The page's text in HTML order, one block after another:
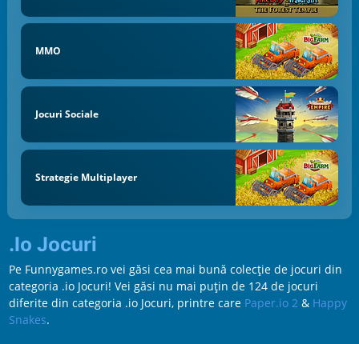
MMO
Jocuri Sociale
Strategie Multiplayer
.io Jocuri
Pe Funnygames.ro vei găsi cea mai bună colecție de jocuri din
categoria .io Jocuri! Vei găsi nu mai puțin de 124 de jocuri
diferite din categoria .io Jocuri, printre care Paper.io 2 & Happy
Snakes.